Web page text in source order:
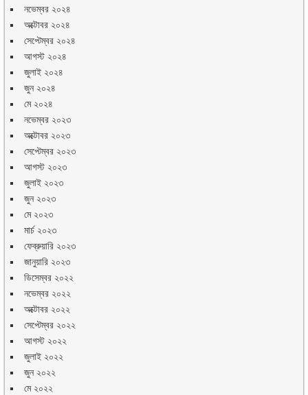
নভেম্বর ২০২৪
অক্টোবর ২০২৪
সেপ্টেম্বর ২০২৪
আগস্ট ২০২৪
জুলাই ২০২৪
জুন ২০২৪
মে ২০২৪
নভেম্বর ২০২৩
অক্টোবর ২০২৩
সেপ্টেম্বর ২০২৩
আগস্ট ২০২৩
জুলাই ২০২৩
জুন ২০২৩
মে ২০২৩
মার্চ ২০২৩
ফেব্রুয়ারি ২০২৩
জানুয়ারি ২০২৩
ডিসেম্বর ২০২২
নভেম্বর ২০২২
অক্টোবর ২০২২
সেপ্টেম্বর ২০২২
আগস্ট ২০২২
জুলাই ২০২২
জুন ২০২২
মে ২০২২